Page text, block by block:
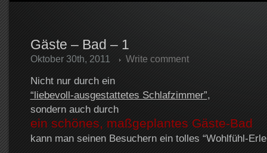
Gäste – Bad – 1
Oktober 30th, 2011 Write comment
Nicht nur durch ein
“liebevoll-ausgestattetes Schlafzimmer”,
sondern auch durch
ein schönes, maßgeplantes Gäste-Bad
kann man seinen Besuchern ein tolles “Wohlfühl-